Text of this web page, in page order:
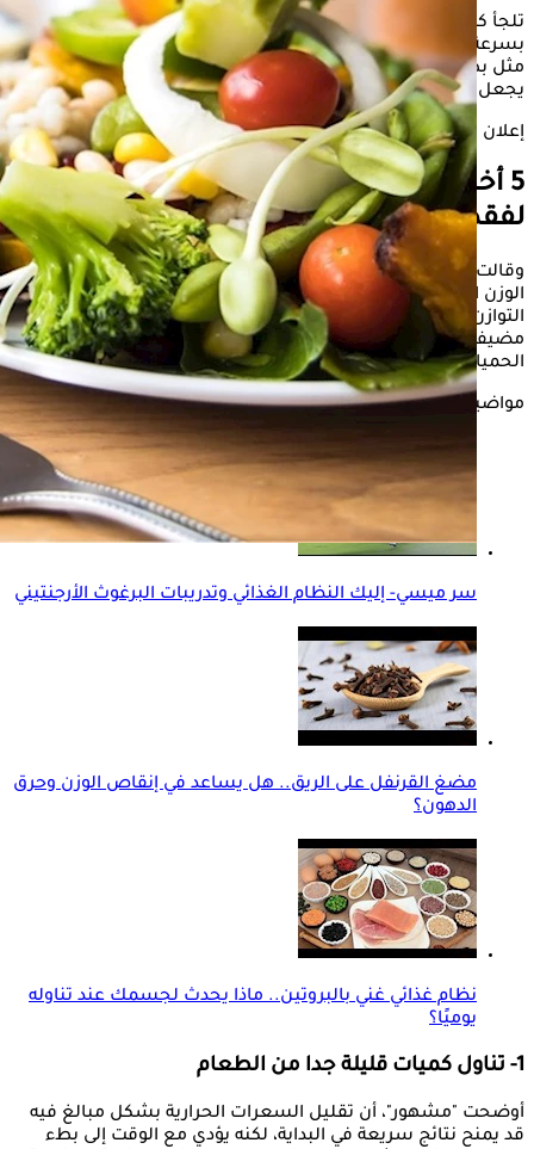
تلجأ كثير من النساء إلى أنظمة غذائية قاسية أملا فيإنقاص الوزن
بسرعة، لكن بعض العادات الشائعة قد تؤدي إلى نتائج عكسية،
مثل بطء الحرق، واضطراب الهرمونات، وفقدان الكتلة العضلية، ما
يجعل فقدان الوزن أكثر صعوبة على المدى الطويل.
إعلان
5 أخطاء ترتكبها النساء في
النظام الغذائي
لفقدان الوزن
وقالت الدكتورة مريم مشهور، أخصائية التغذية العلاجية، إن فقدان
الوزن الصحي لا يعتمد على التجويع أو الحلول السريعة، وإنما على
التوازن الغذائي، والنوم الجيد، وبناء عادات يمكن الاستمرار عليها،
مضيفة أن هناك 5 أخطاء شائعة تقع فيها النساء أثناء اتباع
الحميات الغذائية، أبرزها:
مواضيع ذات صلة
سر ميسي- إليك النظام الغذائي وتدريبات البرغوث الأرجنتيني
مضغ القرنفل على الريق.. هل يساعد في إنقاص الوزن وحرق
الدهون؟
نظام غذائي غني بالبروتين.. ماذا يحدث لجسمك عند تناوله
يوميًا؟
1- تناول كميات قليلة جدا من الطعام
أوضحت "مشهور"، أن تقليل السعرات الحرارية بشكل مبالغ فيه
قد يمنح نتائج سريعة في البداية، لكنه يؤدي مع الوقت إلى بطء